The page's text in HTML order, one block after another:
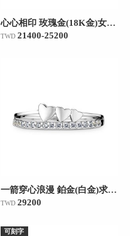
心心相印 玫瑰金(18K金)女款結婚對戒
TWD 21400-25200
一箭穿心浪漫 鉑金(白金)求婚鑽戒/17分
TWD 29200
可刻字